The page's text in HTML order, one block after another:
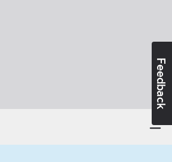
Feedback